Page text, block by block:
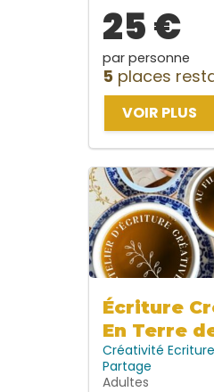
25 €
par personne
5 places
VOIR PLUS
Écriture
En Terre
Créativité Ecriture
Partage
Adultes